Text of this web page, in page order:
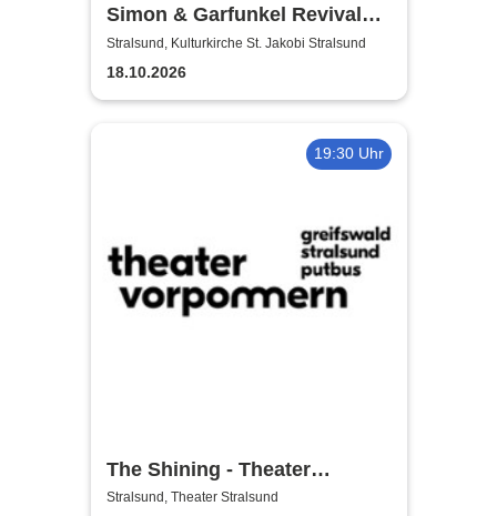
Simon & Garfunkel Revival
Band
Stralsund, Kulturkirche St. Jakobi Stralsund
18.10.2026
19:30 Uhr
The Shining - Theater
Vorpommern
Stralsund, Theater Stralsund